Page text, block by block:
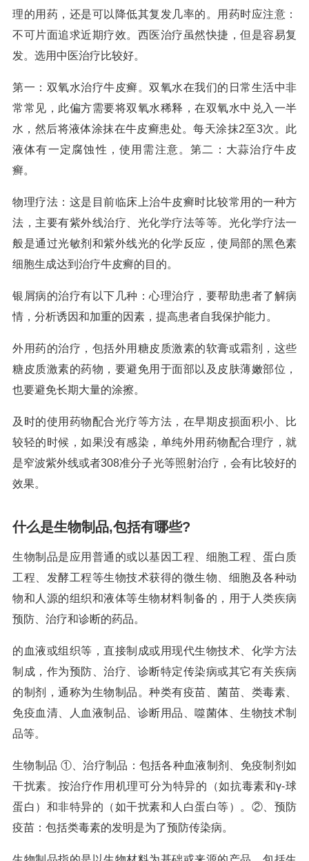
理的用药，还是可以降低其复发几率的。用药时应注意：
不可片面追求近期疗效。西医治疗虽然快捷，但是容易复
发。选用中医治疗比较好。
第一：双氧水治疗牛皮癣。双氧水在我们的日常生活中非
常常见，此偏方需要将双氧水稀释，在双氧水中兑入一半
水，然后将液体涂抹在牛皮癣患处。每天涂抹2至3次。此
液体有一定腐蚀性，使用需注意。第二：大蒜治疗牛皮
癣。
物理疗法：这是目前临床上治牛皮癣时比较常用的一种方
法，主要有紫外线治疗、光化学疗法等等。光化学疗法一
般是通过光敏剂和紫外线光的化学反应，使局部的黑色素
细胞生成达到治疗牛皮癣的目的。
银屑病的治疗有以下几种：心理治疗，要帮助患者了解病
情，分析诱因和加重的因素，提高患者自我保护能力。
外用药的治疗，包括外用糖皮质激素的软膏或霜剂，这些
糖皮质激素的药物，要避免用于面部以及皮肤薄嫩部位，
也要避免长期大量的涂擦。
及时的使用药物配合光疗等方法，在早期皮损面积小、比
较轻的时候，如果没有感染，单纯外用药物配合理疗，就
是窄波紫外线或者308准分子光等照射治疗，会有比较好的
效果。
什么是生物制品,包括有哪些?
生物制品是应用普通的或以基因工程、细胞工程、蛋白质
工程、发酵工程等生物技术获得的微生物、细胞及各种动
物和人源的组织和液体等生物材料制备的，用于人类疾病
预防、治疗和诊断的药品。
的血液或组织等，直接制成或用现代生物技术、化学方法
制成，作为预防、治疗、诊断特定传染病或其它有关疾病
的制剂，通称为生物制品。种类有疫苗、菌苗、类毒素、
免疫血清、人血液制品、诊断用品、噬菌体、生物技术制
品等。
生物制品 ①、治疗制品：包括各种血液制剂、免疫制剂如
干扰素。按治疗作用机理可分为特异的（如抗毒素和γ-球
蛋白）和非特异的（如干扰素和人白蛋白等）。②、预防
疫苗：包括类毒素的发明是为了预防传染病。